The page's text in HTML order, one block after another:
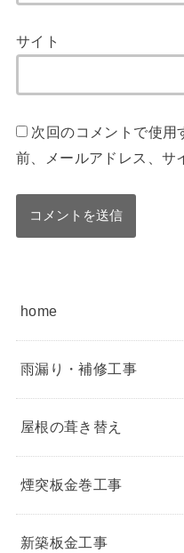
サイト
次回のコメントで使用
前、メールアドレス、サ
home
雨漏り・補修工事
屋根の葺き替え
煙突板金巻工事
新築板金工事